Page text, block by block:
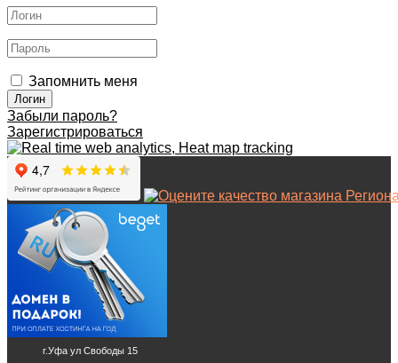
Запомнить меня
Забыли пароль?
Зарегистрироваться
г.Уфа ул Свободы 15